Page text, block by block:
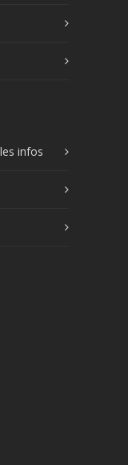
infos